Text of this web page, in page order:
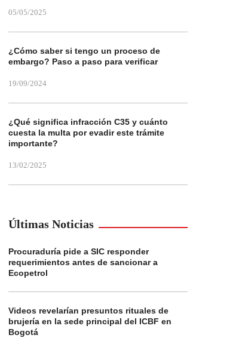
05/05/2025
¿Cómo saber si tengo un proceso de
embargo? Paso a paso para verificar
19/09/2024
¿Qué significa infracción C35 y cuánto
cuesta la multa por evadir este trámite
importante?
13/02/2025
Últimas Noticias
Procuraduría pide a SIC responder
requerimientos antes de sancionar a
Ecopetrol
Videos revelarían presuntos rituales de
brujería en la sede principal del ICBF en
Bogotá